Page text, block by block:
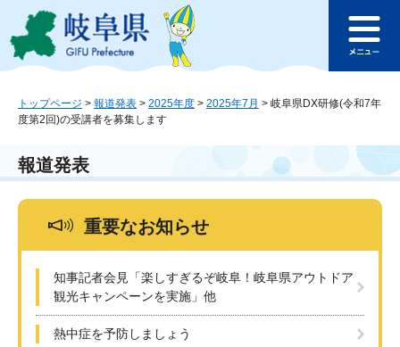
ジ
ュ
本
このページの本文へ
ュ
トップページ > 報道発表 > 2025年度 > 2025年7月 > 岐阜県DX研修(令和7年
度第2回)の受講者を募集します
報道発表
重要なお知らせ
知事記者会見「楽しすぎるぞ岐阜！岐阜県アウトドア
観光キャンペーンを実施」他
熱中症を予防しましょう